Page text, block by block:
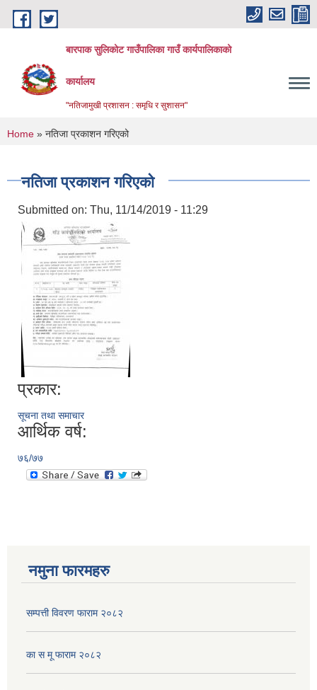
Skip to main content
बारपाक सुलिकोट गाउँपालिका गाउँ कार्यपालिकाको
कार्यालय
"नतिजामुखी प्रशासन : समृधि र सुशासन"
You are here
Home » नतिजा प्रकाशन गरिएको
नतिजा प्रकाशन गरिएको
Submitted on: Thu, 11/14/2019 - 11:29
प्रकार:
सूचना तथा समाचार
आर्थिक वर्ष:
७६/७७
नमुना फारमहरु
सम्पत्ती विवरण फाराम २०८२
का स मू फाराम २०८२